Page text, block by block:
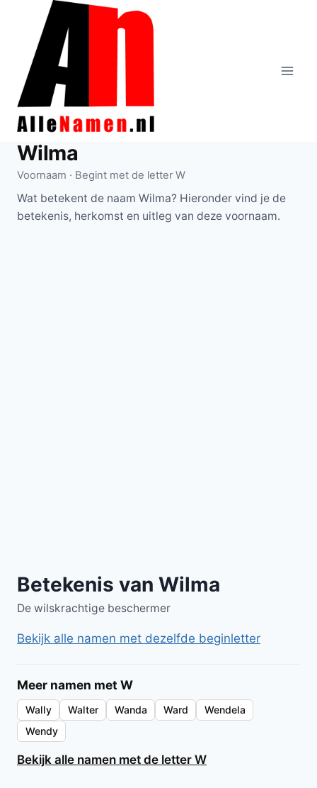
Doorgaan
inhoud
Wilma
Voornaam · Begint met de letter W
Wat betekent de naam Wilma? Hieronder vind je de
betekenis, herkomst en uitleg van deze voornaam.
Betekenis van Wilma
De wilskrachtige beschermer
Bekijk alle namen met dezelfde beginletter
Meer namen met W
Wally Walter Wanda Ward
Wendela
Wendy
Bekijk alle namen met de letter W